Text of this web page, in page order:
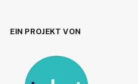
EIN PROJEKT VON